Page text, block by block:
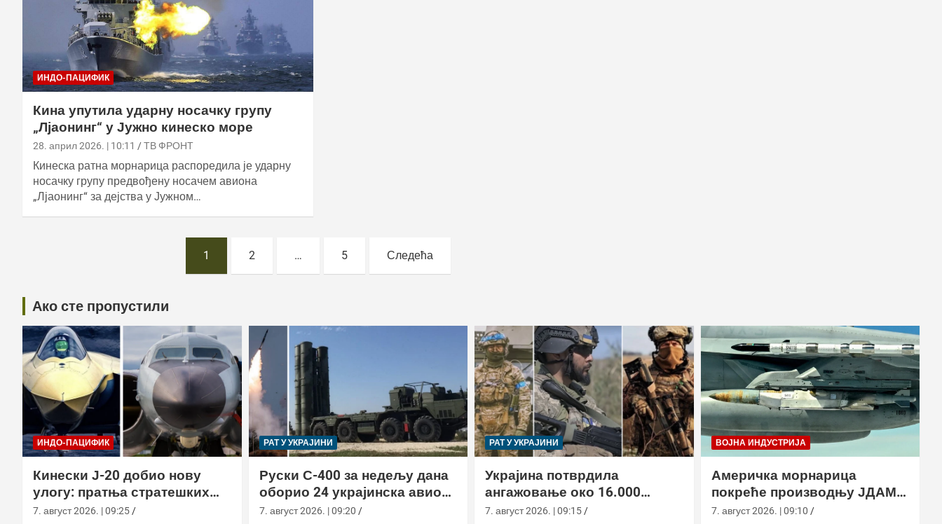
ИНДО-ПАЦИФИК
Кина упутила ударну носачку групу
„Лјаонинг“ у Јужно кинеско море
28. април 2026. | 10:11 ТВ ФРОНТ
Кинеска ратна морнарица распоредила је ударну
носачку групу предвођену носачем авиона
„Лјаонинг“ за дејства у Јужном…
1 2 … 5 Следећа
Ако сте пропустили
ИНДО-ПАЦИФИК
Кинески Ј-20 добио нову
улогу: пратња стратешких
бомбардера Х-6Н
7. август 2026. | 09:25
РАТ У УКРАЈИНИ
Руски С-400 за недељу дана
оборио 24 украјинска авиона
новом тактиком заседе
7. август 2026. | 09:20
РАТ У УКРАЈИНИ
Украјина потврдила
ангажовање око 16.000
страних бораца из 72 земље
7. август 2026. | 09:15
ВОЈНА ИНДУСТРИЈА
Америчка морнарица
покреће производњу ЈДАМ-
ЛР за Супер Хорнет
7. август 2026. | 09:10